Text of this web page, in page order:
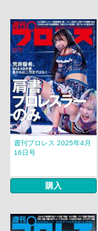
週刊プロレス 2025年4月
16日号
購入